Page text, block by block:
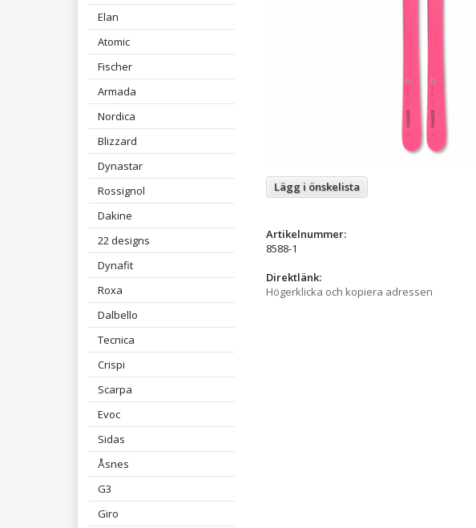
Elan
Atomic
Fischer
Armada
Nordica
Blizzard
Dynastar
Rossignol
Dakine
22 designs
Dynafit
Roxa
Dalbello
Tecnica
Crispi
Scarpa
Evoc
Sidas
Åsnes
G3
Giro
Lägg i önskelista
Artikelnummer:
8588-1
Direktlänk:
Högerklicka och kopiera adressen